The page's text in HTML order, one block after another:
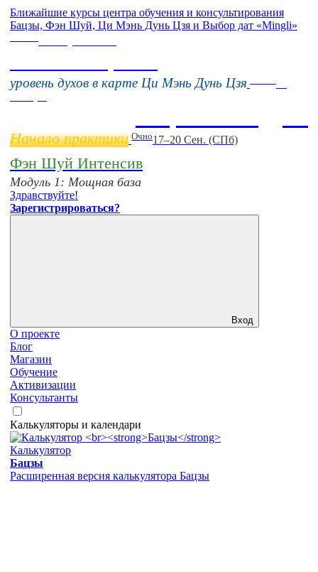
Ближайшие курсы центра обучения и консультирования
Бацзы, Фэн Шуй, Ци Мэнь Дунь Цзя и Выбор дат «Mingli»
уровень духов в карте Ци Мэнь Дунь Цзя
Начало практики Очно17–20 Сен. (СПб)
Фэн Шуй Интенсив
Модуль 1: Мощная база
Здравствуйте!
Зарегистрироваться?
Вход
О проекте
Блог
Магазин
Обучение
Активизации
Консультанты
Калькуляторы и календари
Калькулятор
Бацзы
Расширенная версия калькулятора Бацзы